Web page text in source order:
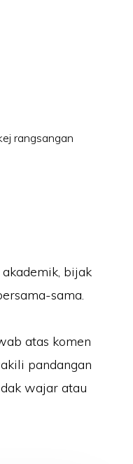
rangsangan
bijak
sama.
atas komen
pandangan
wajar atau